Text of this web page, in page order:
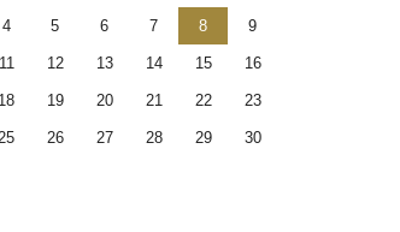
4 5 6 7 8 9
11 12 13 14 15 16
18 19 20 21 22 23
26 27 28 29 30